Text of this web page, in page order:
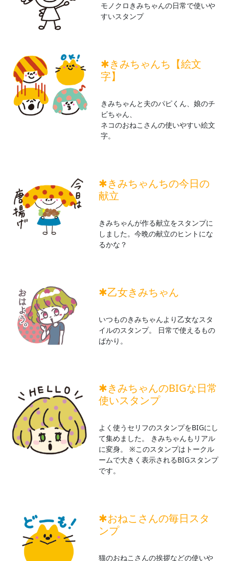
モノクロきみちゃんの日常で使いや
すいスタンプ
✱きみちゃんち【絵文
字】
きみちゃんと夫のパピくん、娘のチ
ビちゃん、
ネコのおねこさんの使いやすい絵文
字。
✱きみちゃんちの今日の
献立
きみちゃんが作る献立をスタンプに
しました。今晩の献立のヒントにな
るかな？
✱乙女きみちゃん
いつものきみちゃんより乙女なスタ
イルのスタンプ。 日常で使えるもの
ばかり。
✱きみちゃんのBIGな日常
使いスタンプ
よく使うセリフのスタンプをBIGにし
て集めました。 きみちゃんもリアル
に変身。 ※このスタンプはトークル
ームで大きく表示されるBIGスタンプ
です。
✱おねこさんの毎日スタ
ンプ
猫のおねこさんの挨拶などの使いや